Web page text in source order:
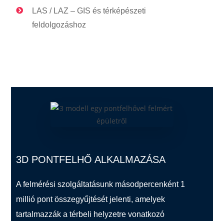
LAS / LAZ – GIS és térképészeti
feldolgozáshoz
3D PONTFELHŐ ALKALMAZÁSA
A felmérési szolgáltatásunk másodpercenként 1
millió pont összegyűjtését jelenti, amelyek
tartalmazzák a térbeli helyzetre vonatkozó